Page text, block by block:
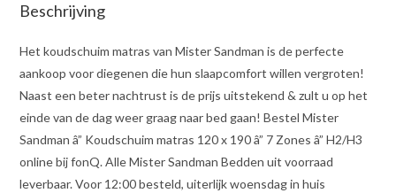
Beschrijving
Het koudschuim matras van Mister Sandman is de perfecte
aankoop voor diegenen die hun slaapcomfort willen vergroten!
Naast een beter nachtrust is de prijs uitstekend & zult u op het
einde van de dag weer graag naar bed gaan! Bestel Mister
Sandman â” Koudschuim matras 120 x 190 â” 7 Zones â” H2/H3
online bij fonQ. Alle Mister Sandman Bedden uit voorraad
leverbaar. Voor 12:00 besteld, uiterlijk woensdag in huis